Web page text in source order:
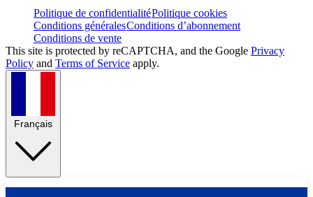
Politique de confidentialitéPolitique cookies
Conditions généralesConditions d’abonnement
Conditions de vente
This site is protected by reCAPTCHA, and the Google Privacy
Policy and Terms of Service apply.
Français